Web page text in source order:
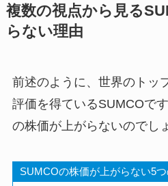
複数の視点から見る
らない理由
前述のように、世界のトッ
評価を得ているSUMCOで
の株価が上がらないのでし
SUMCOの株価が上がらない5